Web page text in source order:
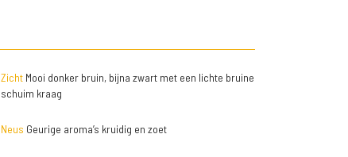
ZichtMooi donker bruin, bijna zwart met een lichte bruine
schuim kraag
Neus Geurige aroma’s kruidig en zoet